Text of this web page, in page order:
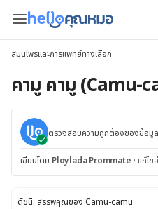
สมุนไพรและการแพทย์ทางเลือก
คามู คามู (Camu-
ตรวจสอบความถูกต้องของข้อมู
เขียนโดย Ploylada Prommate · แก้ไ
ดัชนี: สรรพคุณของ Camu-camu